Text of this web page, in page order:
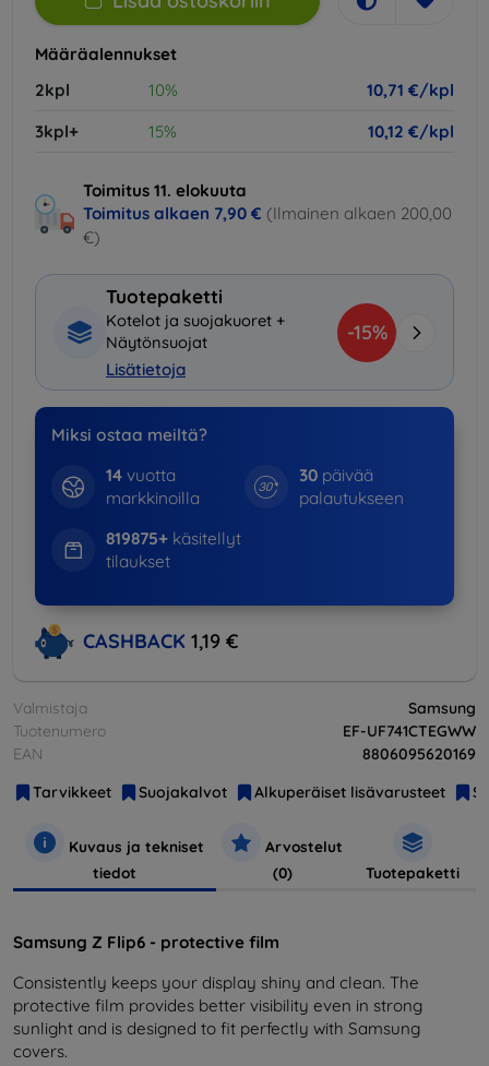
Määräalennukset
2kpl
10%
10,71 €/kpl
3kpl+
15% 10,12 €/kpl
Toimitus 11. elokuuta
Toimitus alkaen 7,90 € (Ilmainen alkaen 200,00
€)
Tuotepaketti
Kotelot ja suojakuoret +
Näytönsuojat
Lisätietoja
-15%
Miksi ostaa meiltä?
14vuotta
markkinoilla
30 päivää
palautukseen
819875+käsitellyt
tilaukset
CASHBACK 1,19 €
Valmistaja
Samsung
Tuotenumero
EF-UF741CTEGWW
EAN
8806095620169
Tarvikkeet
Suojakalvot Alkuperäiset lisävarusteet
Kuvaus ja tekniset
tiedot
Arvostelut
(0)
Tuotepaketti
Samsung Z Flip6 - protective film
Consistently keeps your display shiny and clean. The
protective film provides better visibility even in strong
sunlight and is designed to fit perfectly with Samsung
covers.